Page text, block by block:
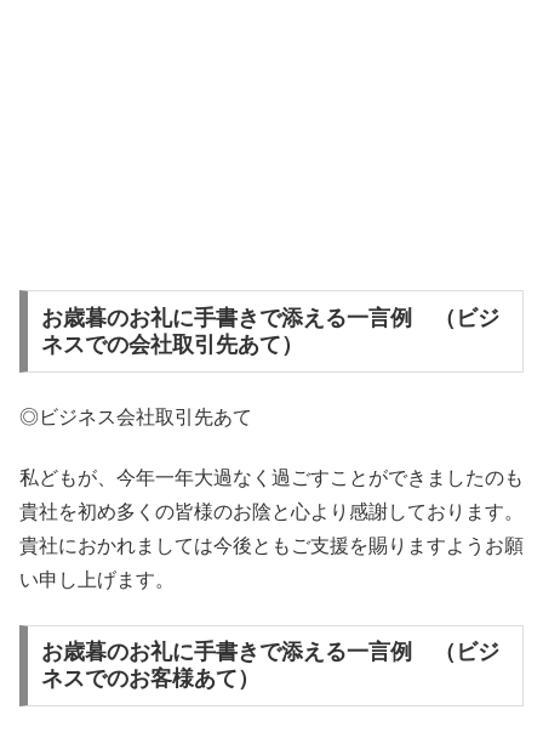
お歳暮のお礼に手書きで添える一言例 （ビジ
ネスでの会社取引先あて）
◎ビジネス会社取引先あて
私どもが、今年一年大過なく過ごすことができましたのも
貴社を初め多くの皆様のお陰と心より感謝しております。
貴社におかれましては今後ともご支援を賜りますようお願
い申し上げます。
お歳暮のお礼に手書きで添える一言例 （ビジ
ネスでのお客様あて）